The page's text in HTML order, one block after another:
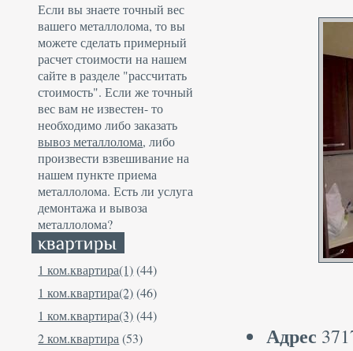
Если вы знаете точный вес
вашего металлолома, то вы
можете сделать примерный
расчет стоимости на нашем
сайте в разделе "рассчитать
стоимость". Если же точный
вес вам не известен- то
необходимо либо заказать
вывоз металлолома, либо
произвести взвешивание на
нашем пункте приема
металлолома. Есть ли услуга
демонтажа и вывоза
металлолома?
1 ком.квартира(1)(44)
1 ком.квартира(2)(46)
1 ком.квартира(3)(44)
2 ком.квартира (53)
Адрес